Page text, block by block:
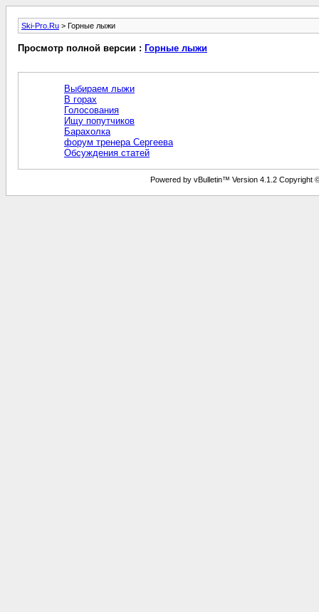
Ski-Pro.Ru > Горные лыжи
Просмотр полной версии : Горные лыжи
Выбираем лыжи
В горах
Голосования
Ищу попутчиков
Барахолка
форум тренера Сергеева
Обсуждения статей
Powered by vBulletin™ Version 4.1.2 Copyright